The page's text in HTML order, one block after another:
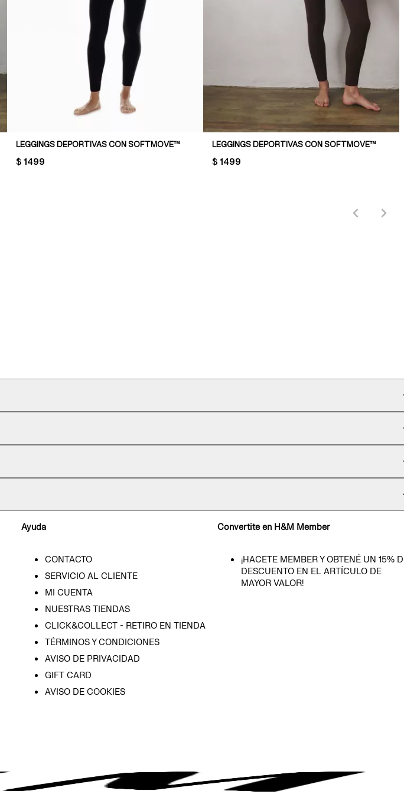
LEGGINGS DEPORTIVAS CON SOFTMOVE™
PRICE:
$ 1499
LEGGINGS DEPORTIVAS CON SOFTMOVE™
PRICE:
$ 1499
Ayuda
CONTACTO
SERVICIO AL CLIENTE
MI CUENTA
NUESTRAS TIENDAS
CLICK&COLLECT - RETIRO EN TIENDA
TÉRMINOS Y CONDICIONES
AVISO DE PRIVACIDAD
GIFT CARD
AVISO DE COOKIES
Convertite en H&M Member
¡HACETE MEMBER Y OBTENÉ UN 15%
DESCUENTO EN EL ARTÍCULO DE
MAYOR VALOR!